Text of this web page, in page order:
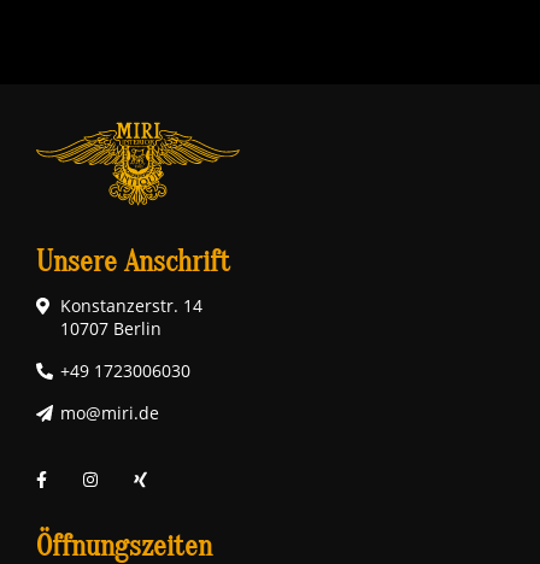
Unsere Anschrift
Konstanzerstr. 14
10707 Berlin
+49 1723006030
mo@miri.de
Öffnungszeiten